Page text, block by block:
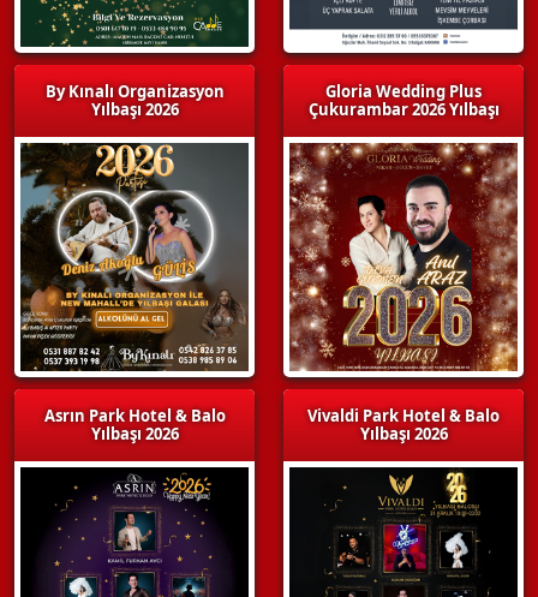
By Kınalı Organizasyon
Yılbaşı 2026
Asrın Park Hotel & Balo
Yılbaşı 2026
Gloria Wedding Plus
Çukurambar 2026 Yılbaşı
Vivaldi Park Hotel & Balo
Yılbaşı 2026